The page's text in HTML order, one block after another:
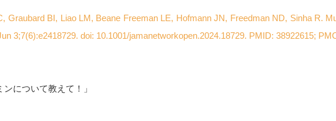
Graubard BI, Liao LM, Beane Freeman LE, Hofmann JN, Freedman ND, Sinha R.
3;7(6):e2418729. doi: 10.1001/jamanetworkopen.2024.18729. PMID: 38922615;
について教えて！」